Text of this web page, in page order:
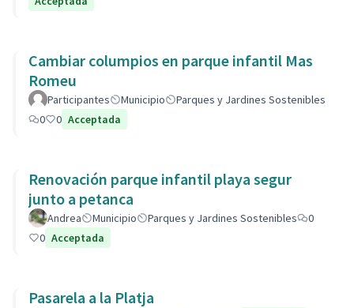
Cambiar columpios en parque infantil Mas
Romeu
Participantes Municipio
Parques y Jardines Sostenibles
0
0 Acceptada
Renovación parque infantil playa segur
junto a petanca
Andrea Municipio Parques y Jardines Sostenibles
0
0 Acceptada
Pasarela a la Platja